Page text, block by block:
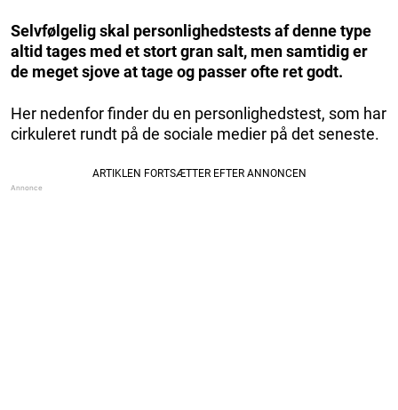
Selvfølgelig skal personlighedstests af denne type
altid tages med et stort gran salt, men samtidig er
de meget sjove at tage og passer ofte ret godt.
Her nedenfor finder du en personlighedstest, som har
cirkuleret rundt på de sociale medier på det seneste.